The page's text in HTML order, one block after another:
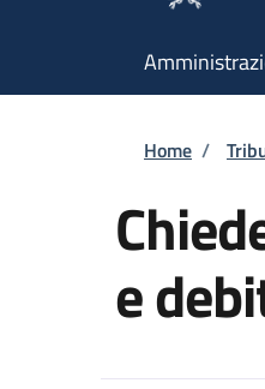
Home /
e